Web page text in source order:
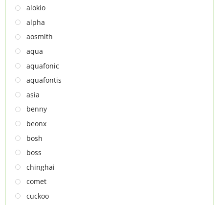
MÁY XAY ĐA NĂNG
NỒI CHIÊN
NỒI CHIÊN
Thiết bị lọc nước
TỦ ĐÔNG
TỦ MÁT
TỦ RƯỢU
LÒ VI SÓNG
MÁY LỌC KHÔNG KHÍ
MÁY NƯỚC NÓNG LẠNH
NỒI CƠM ĐIỆN
QUẠT ĐIỆN
alokio
alpha
aosmith
aqua
aquafonic
aquafontis
asia
benny
beonx
bosh
boss
chinghai
comet
cuckoo